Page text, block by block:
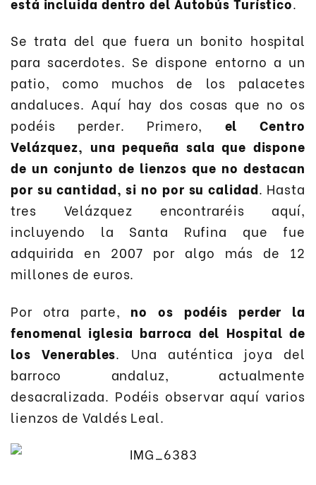
Se trata del que fuera un bonito hospital
para sacerdotes. Se dispone entorno a un
patio, como muchos de los palacetes
andaluces. Aquí hay dos cosas que no os
podéis perder. Primero, el Centro
Velázquez, una pequeña sala que dispone
de un conjunto de lienzos que no destacan
por su cantidad, si no por su calidad. Hasta
tres Velázquez encontraréis aquí,
incluyendo la Santa Rufina que fue
adquirida en 2007 por algo más de 12
millones de euros.
Por otra parte, no os podéis perder la
fenomenal iglesia barroca del Hospital de
los Venerables. Una auténtica joya del
barroco andaluz, actualmente
desacralizada. Podéis observar aquí varios
lienzos de Valdés Leal.